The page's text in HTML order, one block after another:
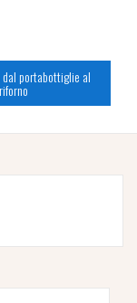
portabottiglie al